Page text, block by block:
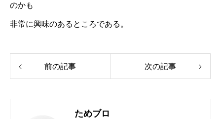
のかも
非常に興味のあるところである。
前の記事 次の記事
ためブロ